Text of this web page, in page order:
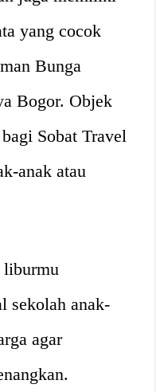
yang cocok
Bunga
Bogor. Objek
Sobat Travel
anak atau
liburmu
sekolah anak-
agar